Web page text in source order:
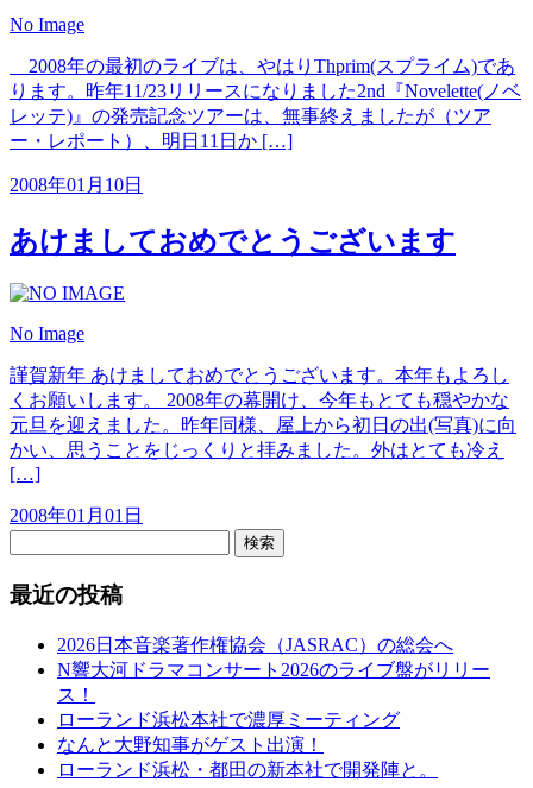
No Image
2008年の最初のライブは、やはりThprim(スプライム)であ
ります。昨年11/23リリースになりました2nd『Novelette(ノベ
レッテ)』の発売記念ツアーは、無事終えましたが（ツア
ー・レポート）、明日11日か […]
2008年01月10日
あけましておめでとうございます
No Image
謹賀新年 あけましておめでとうございます。本年もよろし
くお願いします。 2008年の幕開け、今年もとても穏やかな
元旦を迎えました。昨年同様、屋上から初日の出(写真)に向
かい、思うことをじっくりと拝みました。外はとても冷え
[…]
2008年01月01日
検索
最近の投稿
2026日本音楽著作権協会（JASRAC）の総会へ
N響大河ドラマコンサート2026のライブ盤がリリー
ス！
ローランド浜松本社で濃厚ミーティング
なんと大野知事がゲスト出演！
ローランド浜松・都田の新本社で開発陣と。